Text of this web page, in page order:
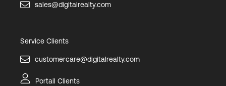
sales@digitalrealty.com
Service Clients
customercare@digitalrealty.com
Portail Clients